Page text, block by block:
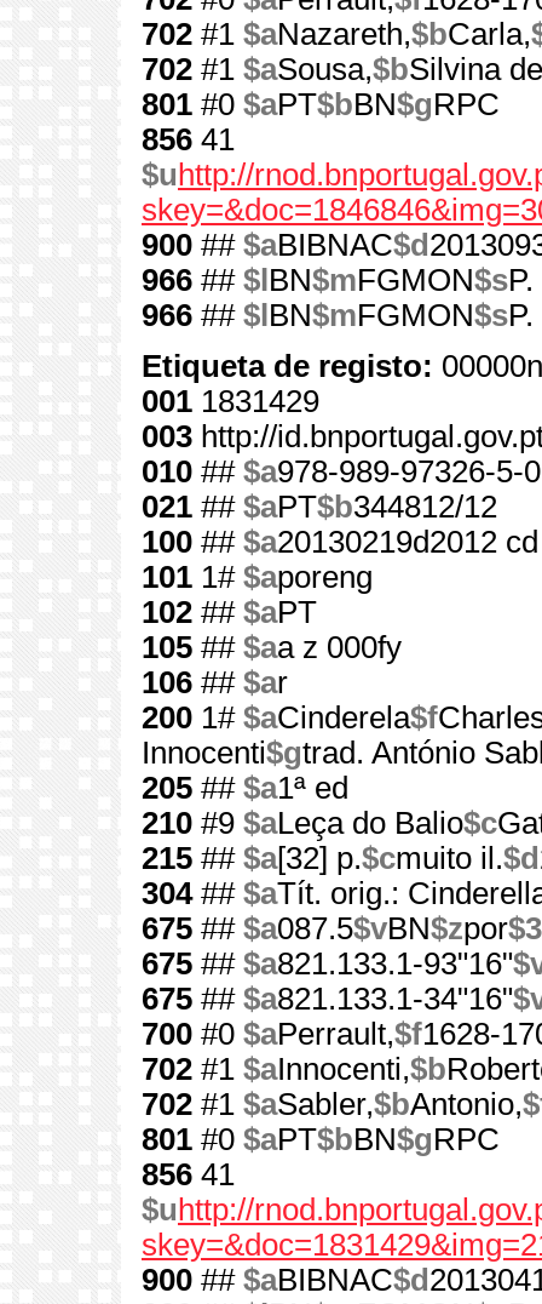
702 #1 $aNazareth,$bCarla,
702 #1 $aSousa,$bSilvina de
801 #0 $aPT$bBN$gRPC
856 41
$u http://
900 ## $aBIBNAC$d
966 ## $l BN$mFGMON$s
966 ## $l BN$mFGMON$s
Etiqueta de registo:
001 1831429
003 http://
010 ## $a978-989-97326-5-0
021 ## $aPT$b344812/12
100 ## $a20130219d2012
101 1# $aporeng
102 ## $aPT
105 ## $aa z 000fy
106 ## $ar
200 1# $aCinderela$f
Innocenti$gtrad. António
205 ## $a1ª ed
210 #9 $aLeça do Balio$c
215 ## $a[32] p.$cmuito il.$d
304## $aTít. orig.:
675 ## $a087.5$vBN$zpor$3
675 ## $a821.133.1-93"16"
675 ## $a821.133.1-34"16"
700 #0 $aPerrault,$f1628-
702 #1 $aInnocenti,$b
702 #1 $aSabler,$bAntonio,
801 #0 $aPT$bBN$gRPC
856 41
$u http://
900 ## $aBIBNAC$d